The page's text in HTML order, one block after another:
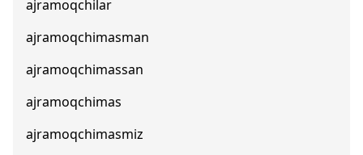
ajramoqchilar
ajramoqchimasman
ajramoqchimassan
ajramoqchimas
ajramoqchimasmiz